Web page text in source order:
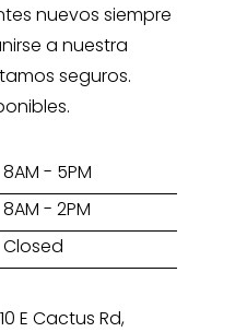
nuevos siempre
a nuestra
seguros.
8AM - 5PM
8AM - 2PM
Closed
E Cactus Rd,